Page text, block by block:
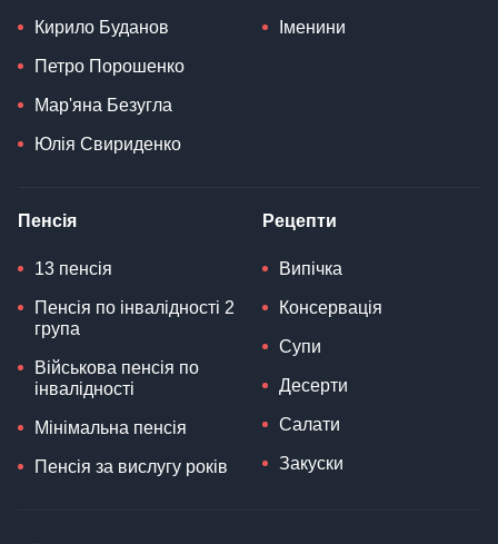
Кирило Буданов
Петро Порошенко
Мар'яна Безугла
Юлія Свириденко
Іменини
Пенсія
13 пенсія
Пенсія по інвалідності 2
група
Військова пенсія по
інвалідності
Мінімальна пенсія
Пенсія за вислугу років
Рецепти
Випічка
Консервація
Супи
Десерти
Салати
Закуски